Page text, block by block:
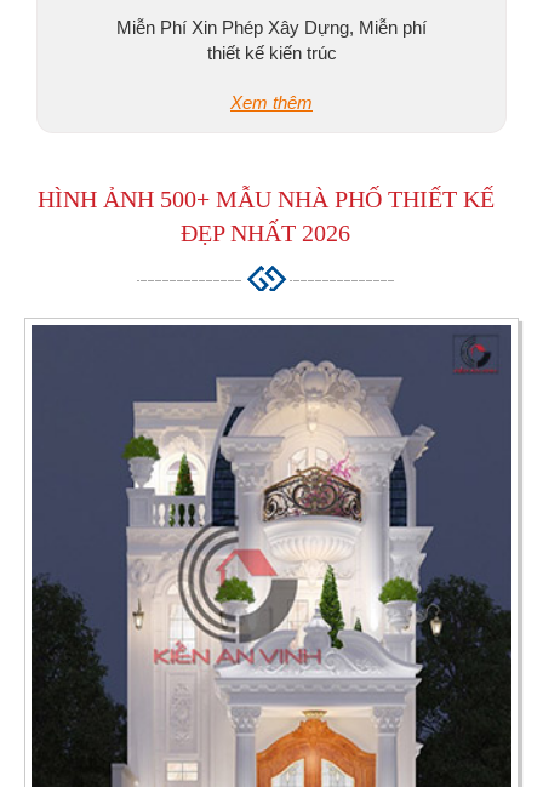
Miễn Phí Xin Phép Xây Dựng, Miễn phí
thiết kế kiến trúc
Xem thêm
HÌNH ẢNH500+ MẪU NHÀ PHỐ THIẾT KẾ
ĐẸP NHẤT 2026